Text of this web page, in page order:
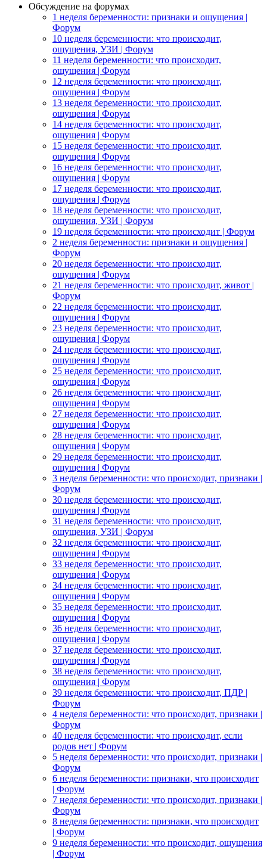
Обсуждение на форумах
1 неделя беременности: признаки и ощущения |
Форум
10 неделя беременности: что происходит,
ощущения, УЗИ | Форум
11 неделя беременности: что происходит,
ощущения | Форум
12 неделя беременности: что происходит,
ощущения | Форум
13 неделя беременности: что происходит,
ощущения | Форум
14 неделя беременности: что происходит,
ощущения | Форум
15 неделя беременности: что происходит,
ощущения | Форум
16 неделя беременности: что происходит,
ощущения | Форум
17 неделя беременности: что происходит,
ощущения | Форум
18 неделя беременности: что происходит,
ощущения, УЗИ | Форум
19 неделя беременности: что происходит | Форум
2 неделя беременности: признаки и ощущения |
Форум
20 неделя беременности: что происходит,
ощущения | Форум
21 неделя беременности: что происходит, живот |
Форум
22 неделя беременности: что происходит,
ощущения | Форум
23 неделя беременности: что происходит,
ощущения | Форум
24 неделя беременности: что происходит,
ощущения | Форум
25 неделя беременности: что происходит,
ощущения | Форум
26 неделя беременности: что происходит,
ощущения | Форум
27 неделя беременности: что происходит,
ощущения | Форум
28 неделя беременности: что происходит,
ощущения | Форум
29 неделя беременности: что происходит,
ощущения | Форум
3 неделя беременности: что происходит, признаки |
Форум
30 неделя беременности: что происходит,
ощущения | Форум
31 неделя беременности: что происходит,
ощущения, УЗИ | Форум
32 неделя беременности: что происходит,
ощущения | Форум
33 неделя беременности: что происходит,
ощущения | Форум
34 неделя беременности: что происходит,
ощущения | Форум
35 неделя беременности: что происходит,
ощущения | Форум
36 неделя беременности: что происходит,
ощущения | Форум
37 неделя беременности: что происходит,
ощущения | Форум
38 неделя беременности: что происходит,
ощущения | Форум
39 неделя беременности: что происходит, ПДР |
Форум
4 неделя беременности: что происходит, признаки |
Форум
40 неделя беременности: что происходит, если
родов нет | Форум
5 неделя беременности: что происходит, признаки |
Форум
6 неделя беременности: признаки, что происходит
| Форум
7 неделя беременности: что происходит, признаки |
Форум
8 неделя беременности: признаки, что происходит
| Форум
9 неделя беременности: что происходит, ощущения
| Форум